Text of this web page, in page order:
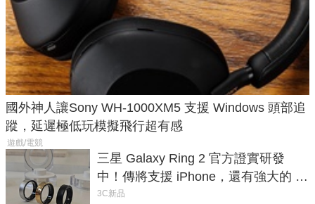
國外神人讓Sony WH-1000XM5 支援 Windows 頭部追
蹤，延遲極低玩模擬飛行超有感
遊戲/電競
三星 Galaxy Ring 2 官方證實研發
中！傳將支援 iPhone，還有強大的 AI
與智慧家電連動功能
3C新品